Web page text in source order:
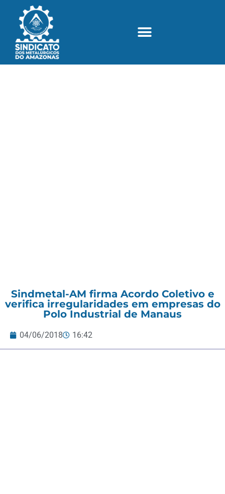
Sindmetal-AM firma Acordo Coletivo e
verifica irregularidades em empresas do
Polo Industrial de Manaus
04/06/2018 16:42